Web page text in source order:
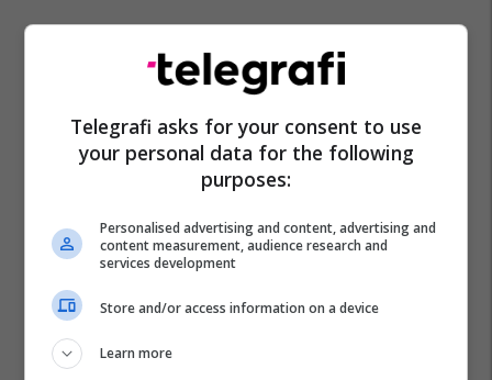
Telegrafi asks for your consent to use
your personal data for the following
purposes:
Personalised advertising and content, advertising and
content measurement, audience research and
services development
Store and/or access information on a device
Learn more